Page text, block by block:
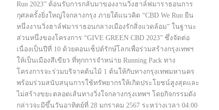
Run 2023” ต้อนรับการกลับมาของงานวิ่งฮาล์ฟมาราธอนการ
กุศลครั้งยิ่งใหญ่ใจกลางกรุง ภายใต้แนวคิด “CBD We Run ยืน
หนึ่งงานวิ่งฮาล์ฟมาราธอนกลางเมืองรักสิ่งแวดล้อม” ในฐานะ
ส่วนหนึ่งของโครงการ “GIVE GREEN CBD 2023” ซึ่งจัดต่อ
เนื่องเป็นปีที่ 10 ด้วยคอนเซ็ปต์รักษ์โลกเพื่อร่วมสร้างกรุงเทพฯ
ให้เป็นเมืองสีเขียว ที่ทุกการจำหน่าย Running Pack ทาง
โครงการจะร่วมบริจาคต้นไม้ 1 ต้นให้กับทางกรุงเทพมหานคร
พร้อมร่วมสนับสนุนการใช้ทรัพยากรให้เกิดประโยชน์สูงสุดและ
ไม่สร้างขยะตลอดเส้นทางวิ่งใจกลางกรุงเทพฯ โดยกิจกรรมดัง
กล่าวจะมีขึ้นวันอาทิตย์ที่ 28 มกราคม 2567 ระหว่างเวลา 04.00